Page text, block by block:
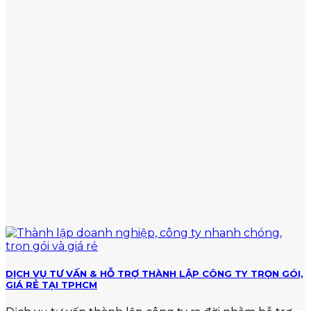
DỊCH VỤ TƯ VẤN & HỖ TRỢ THÀNH LẬP CÔNG TY TRỌN GÓI,
GIÁ RẺ TẠI TPHCM